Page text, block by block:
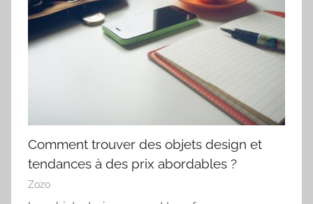
Comment trouver des objets design et
tendances à des prix abordables ?
Zozo